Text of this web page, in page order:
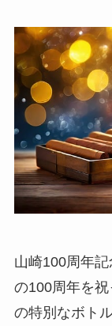
山崎100周年
の100周年を
の特別なボト